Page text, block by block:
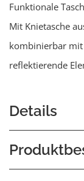
Funktionale
Mit Knietasche
kombinierbar
reflektierende
Details